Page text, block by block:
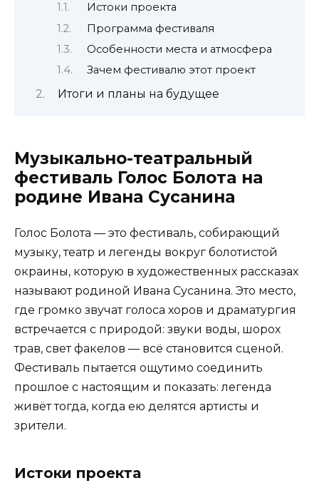
Истоки проекта
Программа фестиваля
Особенности места и атмосфера
Зачем фестивалю этот проект
Итоги и планы на будущее
Музыкально-театральный
фестиваль Голос Болота на
родине Ивана Сусанина
Голос Болота — это фестиваль, собирающий
музыку, театр и легенды вокруг болотистой
окраины, которую в художественных рассказах
называют родиной Ивана Сусанина. Это место,
где громко звучат голоса хоров и драматургия
встречается с природой: звуки воды, шорох
трав, свет факелов — всё становится сценой.
Фестиваль пытается ощутимо соединить
прошлое с настоящим и показать: легенда
живёт тогда, когда ею делятся артисты и
зрители.
Истоки проекта